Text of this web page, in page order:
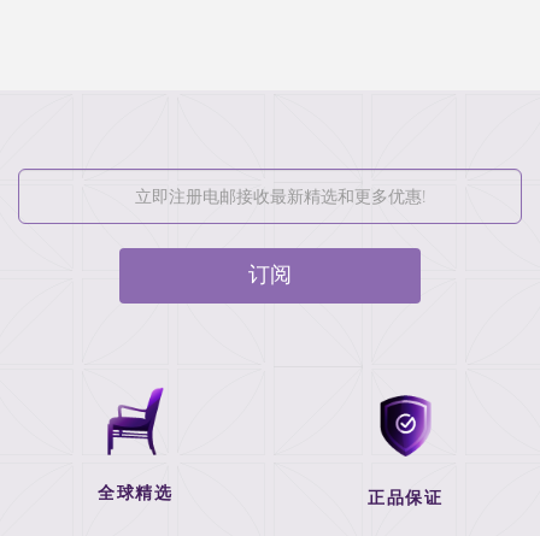
订阅
全球精选 正品保证